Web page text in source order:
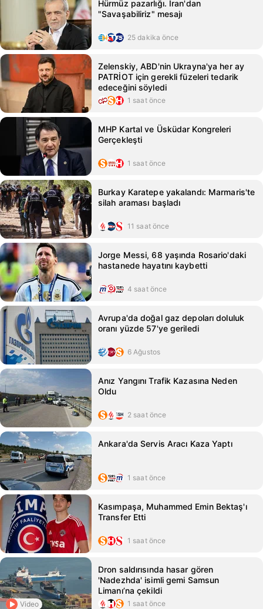
Hürmüz pazarlığı. İran'dan
"Savaşabiliriz" mesajı
25 dakika önce
Zelenskiy, ABD'nin Ukrayna'ya her ay
PATRİOT için gerekli füzeleri tedarik
edeceğini söyledi
1 saat önce
MHP Kartal ve Üsküdar Kongreleri
Gerçekleşti
1 saat önce
Burkay Karatepe yakalandı: Marmaris'te
silah araması başladı
11 saat önce
Jorge Messi, 68 yaşında Rosario'daki
hastanede hayatını kaybetti
4 saat önce
Avrupa'da doğal gaz depoları doluluk
oranı yüzde 57'ye geriledi
6 Ağustos
Anız Yangını Trafik Kazasına Neden
Oldu
2 saat önce
Ankara'da Servis Aracı Kaza Yaptı
1 saat önce
Kasımpaşa, Muhammed Emin Bektaş'ı
Transfer Etti
1 saat önce
Video
Dron saldırısında hasar gören
'Nadezhda' isimli gemi Samsun
Limanı’na çekildi
1 saat önce